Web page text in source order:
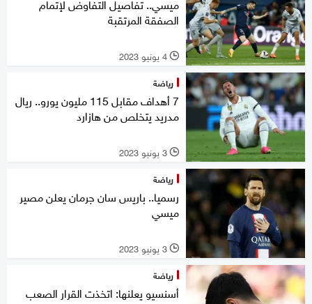
الصفقة المرتقبة
l 4 يونيو 2023
رياضة
7 أهداف مقابل 115 مليون يورو.. ريال
مدريد يتخلص من هازارد
l 3 يونيو 2023
رياضة
رسميا.. باريس سان جرمان يعلن مصير
ميسي
l 3 يونيو 2023
رياضة
أسنسيو يعلنها: اتخذت القرار الصعب